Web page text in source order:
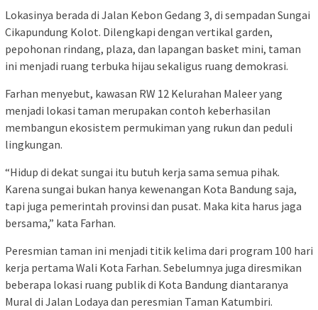
Lokasinya berada di Jalan Kebon Gedang 3, di sempadan Sungai
Cikapundung Kolot. Dilengkapi dengan vertikal garden,
pepohonan rindang, plaza, dan lapangan basket mini, taman
ini menjadi ruang terbuka hijau sekaligus ruang demokrasi.
Farhan menyebut, kawasan RW 12 Kelurahan Maleer yang
menjadi lokasi taman merupakan contoh keberhasilan
membangun ekosistem permukiman yang rukun dan peduli
lingkungan.
“Hidup di dekat sungai itu butuh kerja sama semua pihak.
Karena sungai bukan hanya kewenangan Kota Bandung saja,
tapi juga pemerintah provinsi dan pusat. Maka kita harus jaga
bersama,” kata Farhan.
Peresmian taman ini menjadi titik kelima dari program 100 hari
kerja pertama Wali Kota Farhan. Sebelumnya juga diresmikan
beberapa lokasi ruang publik di Kota Bandung diantaranya
Mural di Jalan Lodaya dan peresmian Taman Katumbiri.